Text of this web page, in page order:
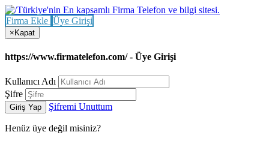
Firma Ekle Üye Girişi
× Kapat
https://www.firmatelefon.com/ - Üye Girişi
Kullanıcı Adı
Şifre
Giriş Yap Şifremi Unuttum
Henüz üye değil misiniz?